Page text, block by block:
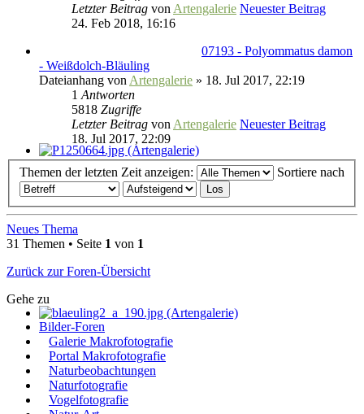
Letzter Beitrag von Artengalerie Neuester Beitrag
24. Feb 2018, 16:16
07193 - Polyommatus damon
- Weißdolch-Bläuling
Dateianhang von Artengalerie » 18. Jul 2017, 22:19
1 Antworten
5818 Zugriffe
Letzter Beitrag von Artengalerie Neuester Beitrag
18. Jul 2017, 22:09
Themen der letzten Zeit anzeigen: Sortiere nach
Neues Thema
31 Themen • Seite 1 von 1
Zurück zur Foren-Übersicht
Gehe zu
Bilder-Foren
Galerie Makrofotografie
Portal Makrofotografie
Naturbeobachtungen
Naturfotografie
Vogelfotografie